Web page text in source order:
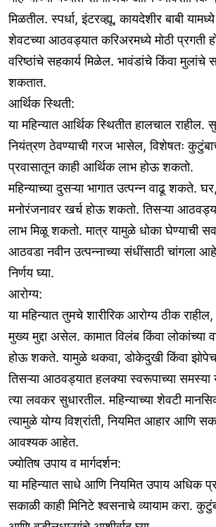
मिळतील. स्पर्धा, इंटरव्ह्यू, कायदेशीर बाबी
शेवटच्या आठवड्यात करिअरमध्ये मोठी प्रगती
वरिष्ठांचे सहकार्य मिळेल. भावंडांचे किंवा मुलांचे
शकतात.
आर्थिक स्थिती:
या महिन्यात आर्थिक स्थितीत हालचाल राहील.
नियंत्रण ठेवण्याची गरज भासेल, विशेषतः
प्रवासातून काही आर्थिक लाभ होऊ शकतो.
महिन्याच्या दुसऱ्या भागात उत्पन्न वाढू शकते.
मनोरंजनावर खर्च होऊ शकतो. तिसऱ्या
लाभ मिळू शकतो. मात्र यामुळे धोका घेण्याची
आठवडा नवीन उत्पन्नाच्या संधींसाठी चांगला
निर्णय घ्या.
आरोग्य:
या महिन्यात तुमचे शारीरिक आरोग्य ठीक
मुख्य मुद्दा असेल. कामात विलंब किंवा लोकांच्या
होऊ शकते. यामुळे थकवा, डोकेदुखी किंवा
तिसऱ्या आठवड्यात हलक्या स्वरूपाच्या
त्या लवकर सुधारतील. महिन्याच्या शेवटी
त्यामुळे योग्य विश्रांती, नियमित आहार आणि
आवश्यक आहेत.
ज्योतिष उपाय व मार्गदर्शन:
या महिन्यात साधे आणि नियमित उपाय अधिक
सकाळी काही मिनिटे श्वसनाचे व्यायाम करा.